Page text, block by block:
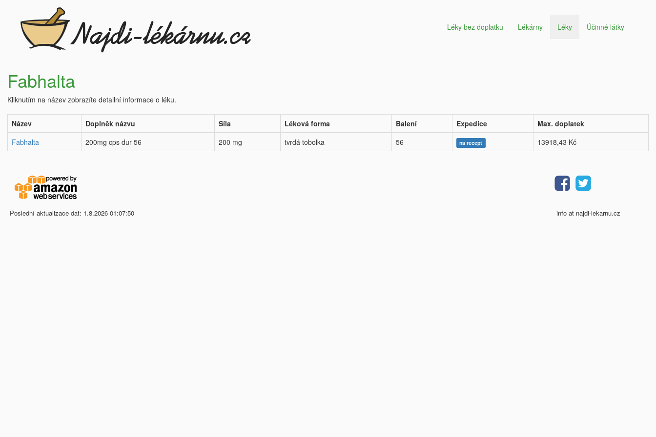
Léky bez doplatku Lékárny Léky Účinné látky
Fabhalta
Kliknutím na název zobrazíte detailní informace o léku.
Název Doplněk názvu Síla Léková forma Balení Expedice
Max. doplatek
Fabhalta
200mg cps dur 56 200 mg tvrdá tobolka 56 na recept 13918,43 Kč
Poslední aktualizace dat: 1.8.2026 01:07:50 info at najdi-lekarnu.cz